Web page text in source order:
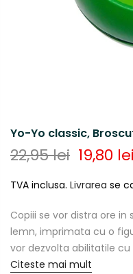
Yo-Yo classic,
22,95 lei 19,80 lei
TVA inclusa. Livrarea se
Copiii se vor distra ore
lemn, imprimata cu o
vor dezvolta abilitatile cu
Citeste mai mult